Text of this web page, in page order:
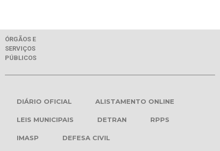
ÓRGÃOS E
SERVIÇOS
PÚBLICOS
DIÁRIO OFICIAL ALISTAMENTO ONLINE
LEIS MUNICIPAIS DETRAN RPPS
IMASP DEFESA CIVIL